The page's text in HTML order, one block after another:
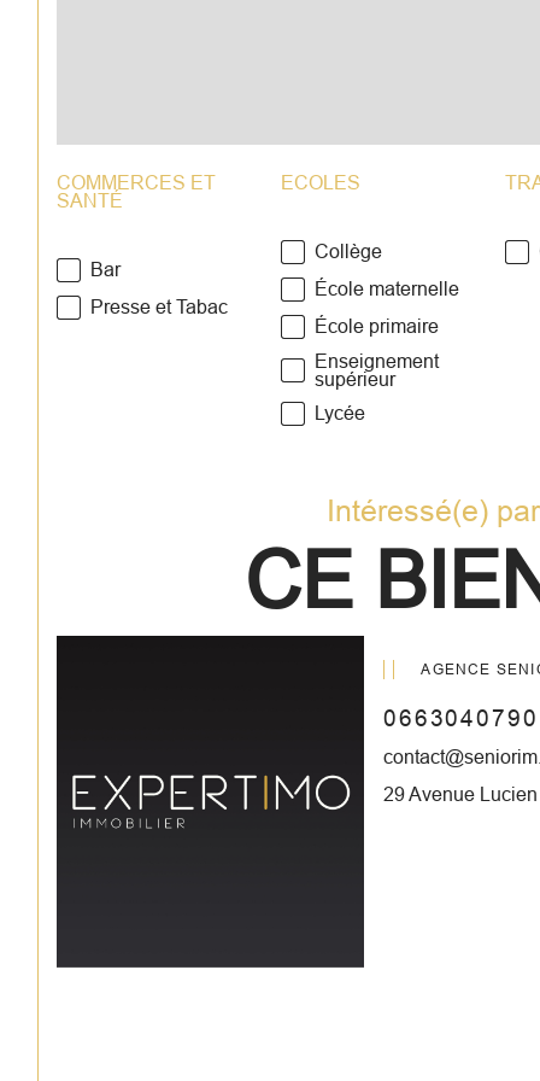
COMMERCES ET
SANTÉ
Bar
Presse et Tabac
ECOLES
Collège
École maternelle
École primaire
Enseignement
supérieur
Lycée
Intéressé(e) par
CE
AGENCE
0663040790
29 Avenue